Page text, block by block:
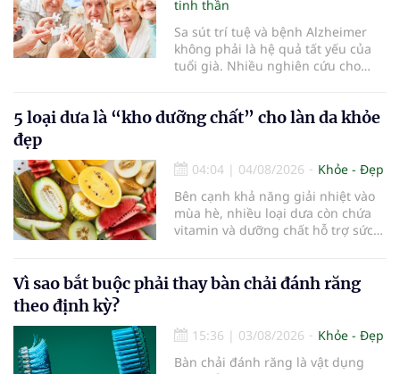
tinh thần
Sa sút trí tuệ và bệnh Alzheimer
không phải là hệ quả tất yếu của
tuổi già. Nhiều nghiên cứu cho
rèn luyện trí não mỗi ngày có thể
tuổi gìn giữ trí nhớ và sống độc lập
5 loại dưa là “kho dưỡng chất” cho làn da khỏe
đẹp
04:04 | 04/08/2026
Khỏe - Đẹp
Bên cạnh khả năng giải nhiệt vào
mùa hè, nhiều loại dưa còn chứa
vitamin và dưỡng chất hỗ trợ sức
Vì sao bắt buộc phải thay bàn chải đánh răng
theo định kỳ?
15:36 | 03/08/2026
Khỏe - Đẹp
Bàn chải đánh răng là vật dụng